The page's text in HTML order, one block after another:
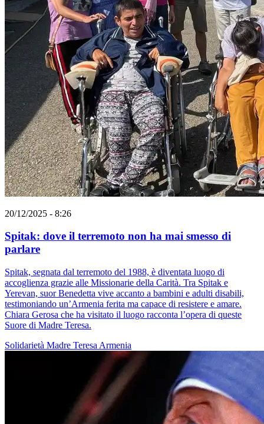
20/12/2025 - 8:26
Spitak: dove il terremoto non ha mai smesso di
parlare
Spitak, segnata dal terremoto del 1988, è diventata luogo di
accoglienza grazie alle Missionarie della Carità. Tra Spitak e
Yerevan, suor Benedetta vive accanto a bambini e adulti disabili,
testimoniando un’Armenia ferita ma capace di resistere e amare.
Chiara Gerosa che ha visitato il luogo racconta l’opera di queste
Suore di Madre Teresa.
Solidarietà Madre Teresa Armenia